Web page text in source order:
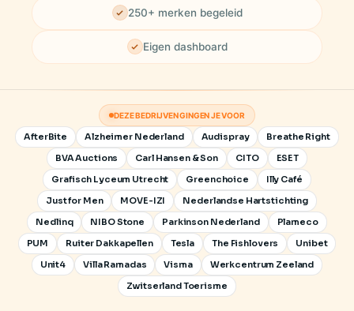
250+ merken begeleid
Eigen dashboard
DEZE BEDRIJVEN GINGEN JE VOOR
AfterBite Alzheimer Nederland Audispray
Breathe Right
BVA Auctions
Carl Hansen & Son CITO
ESET
Grafisch Lyceum Utrecht
Greenchoice
Illy Café
Just for Men
MOVE-IZI
Nederlandse Hartstichting
Nedlinq
NIBO Stone Parkinson Nederland
Plameco
PUM
Ruiter Dakkapellen Tesla The Fishlovers
Unibet
Unit4
Villa Ramadas Visma
Werkcentrum Zeeland
Zwitserland Toerisme